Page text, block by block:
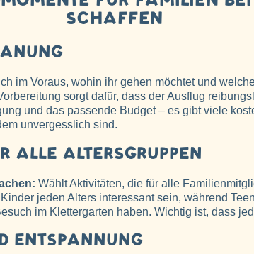
SCHAFFEN
im Voraus, wohin ihr gehen möchtet und
sorgt dafür, dass der Ausflug
und das passende Budget – es gibt viele
unvergesslich sind.
ALLE ALTERSGRUPPEN
Wählt Aktivitäten, die für alle
jeden Alters interessant sein, während
im Klettergarten haben. Wichtig ist, dass
ENTSPANNUNG